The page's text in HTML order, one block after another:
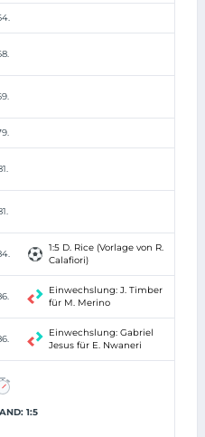
1:5 D. Rice (Vorlage von R.
Calafiori)
Einwechslung: J. Timber
für M. Merino
Einwechslung: Gabriel
Jesus für E. Nwaneri
1:5